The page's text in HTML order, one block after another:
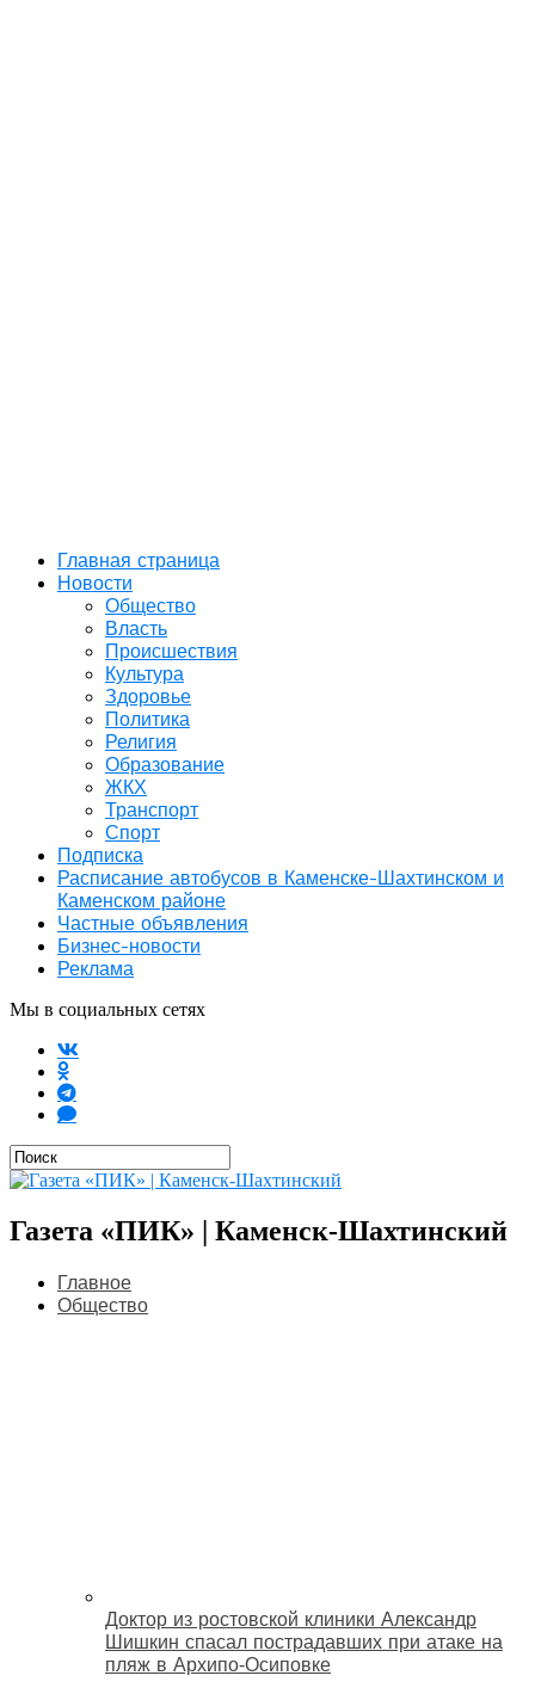
Главная страница
Новости
Общество
Власть
Происшествия
Культура
Здоровье
Политика
Религия
Образование
ЖКХ
Транспорт
Спорт
Подписка
Расписание автобусов в Каменске-Шахтинском и
Каменском районе
Частные объявления
Бизнес-новости
Реклама
Мы в социальных сетях
Газета «ПИК» | Каменск-Шахтинский
Главное
Общество
Доктор из ростовской клиники Александр
Шишкин спасал пострадавших при атаке на
пляж в Архипо‑Осиповке